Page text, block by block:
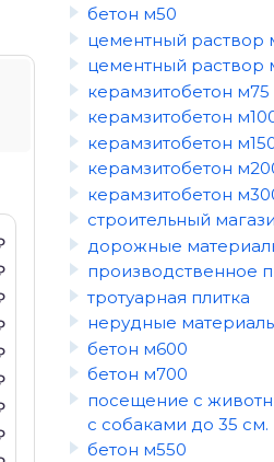
бетон м50
цементный раствор
цементный раствор
керамзитобетон м75
керамзитобетон
керамзитобетон
керамзитобетон
керамзитобетон
строительный
дорожные
производственное
тротуарная плитка
нерудные
бетон м600
бетон м700
посещение с
с собаками до 35 см.
бетон м550